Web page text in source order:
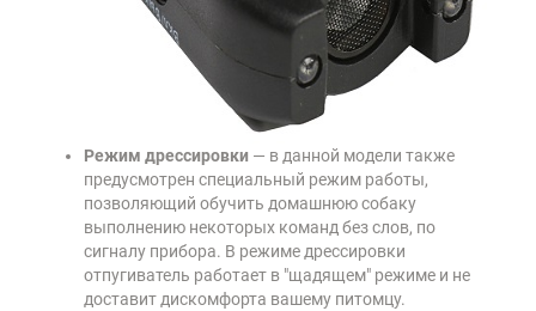
Режим дрессировки — в данной модели также
предусмотрен специальный режим работы,
позволяющий обучить домашнюю собаку
выполнению некоторых команд без слов, по
сигналу прибора. В режиме дрессировки
отпугиватель работает в "щадящем" режиме и не
доставит дискомфорта вашему питомцу.